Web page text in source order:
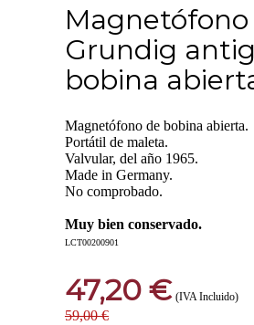
Magnetófono
Grundig
bobina
Magnetófono de bobina abierta.
Portátil de maleta.
Valvular, del año 1965.
Made in Germany.
No comprobado.
Muy bien conservado.
LCT00200901
47,20 € (IVA Incluido)
59,00 €